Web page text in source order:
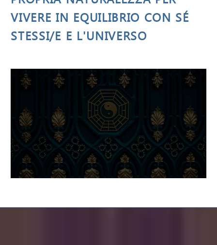
VIVERE IN EQUILIBRIO CON SÉ
STESSI/E E L'UNIVERSO